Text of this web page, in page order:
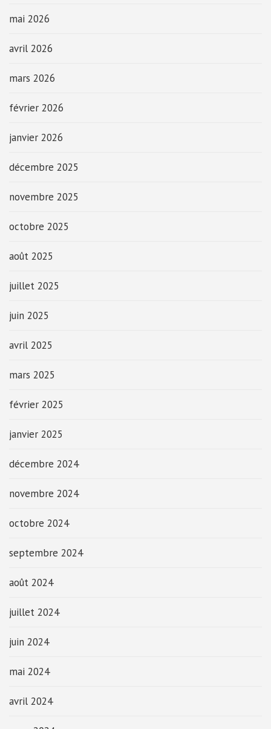
mai 2026
avril 2026
mars 2026
février 2026
janvier 2026
décembre 2025
novembre 2025
octobre 2025
août 2025
juillet 2025
juin 2025
avril 2025
mars 2025
février 2025
janvier 2025
décembre 2024
novembre 2024
octobre 2024
septembre 2024
août 2024
juillet 2024
juin 2024
mai 2024
avril 2024